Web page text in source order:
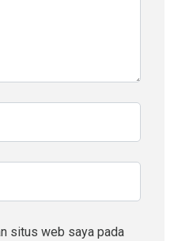
situs web saya pada